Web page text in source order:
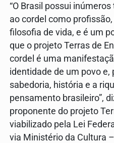
“O Brasil possui
ao cordel como
filosofia de vida, e é um
que o projeto Terras de
cordel é uma
identidade de um povo
sabedoria, história e a
pensamento brasileiro”,
proponente do projeto
viabilizado pela Lei
via Ministério da Cultura